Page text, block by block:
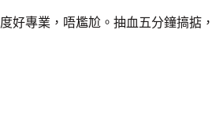
專業，唔尷尬。抽血五分鐘搞掂，